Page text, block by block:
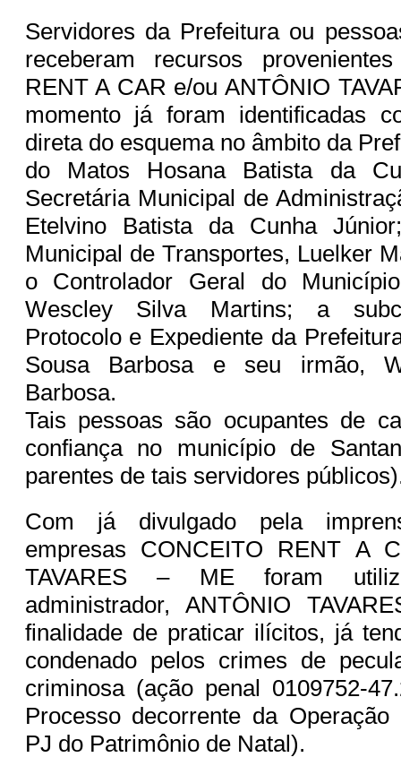
Servidores da Prefeitura ou
receberam recursos
RENT A CAR e/ou ANTÔNIO
momento já foram identificadas
direta do esquema no âmbito da
do Matos Hosana Batista da
Secretária Municipal de
Etelvino Batista da Cunha
Municipal de Transportes, Luelker
o Controlador Geral do
Wescley Silva Martins; a
Protocolo e Expediente da
Sousa Barbosa e seu irmão,
Barbosa.
Tais pessoas são ocupantes de
confiança no município de
parentes de tais servidores
Com já divulgado pela
empresas CONCEITO RENT A
TAVARES – ME foram
administrador, ANTÔNIO
finalidade de praticar ilícitos, já
condenado pelos crimes de
criminosa (ação penal 0109752-
Processo decorrente da
PJ do Patrimônio de Natal).